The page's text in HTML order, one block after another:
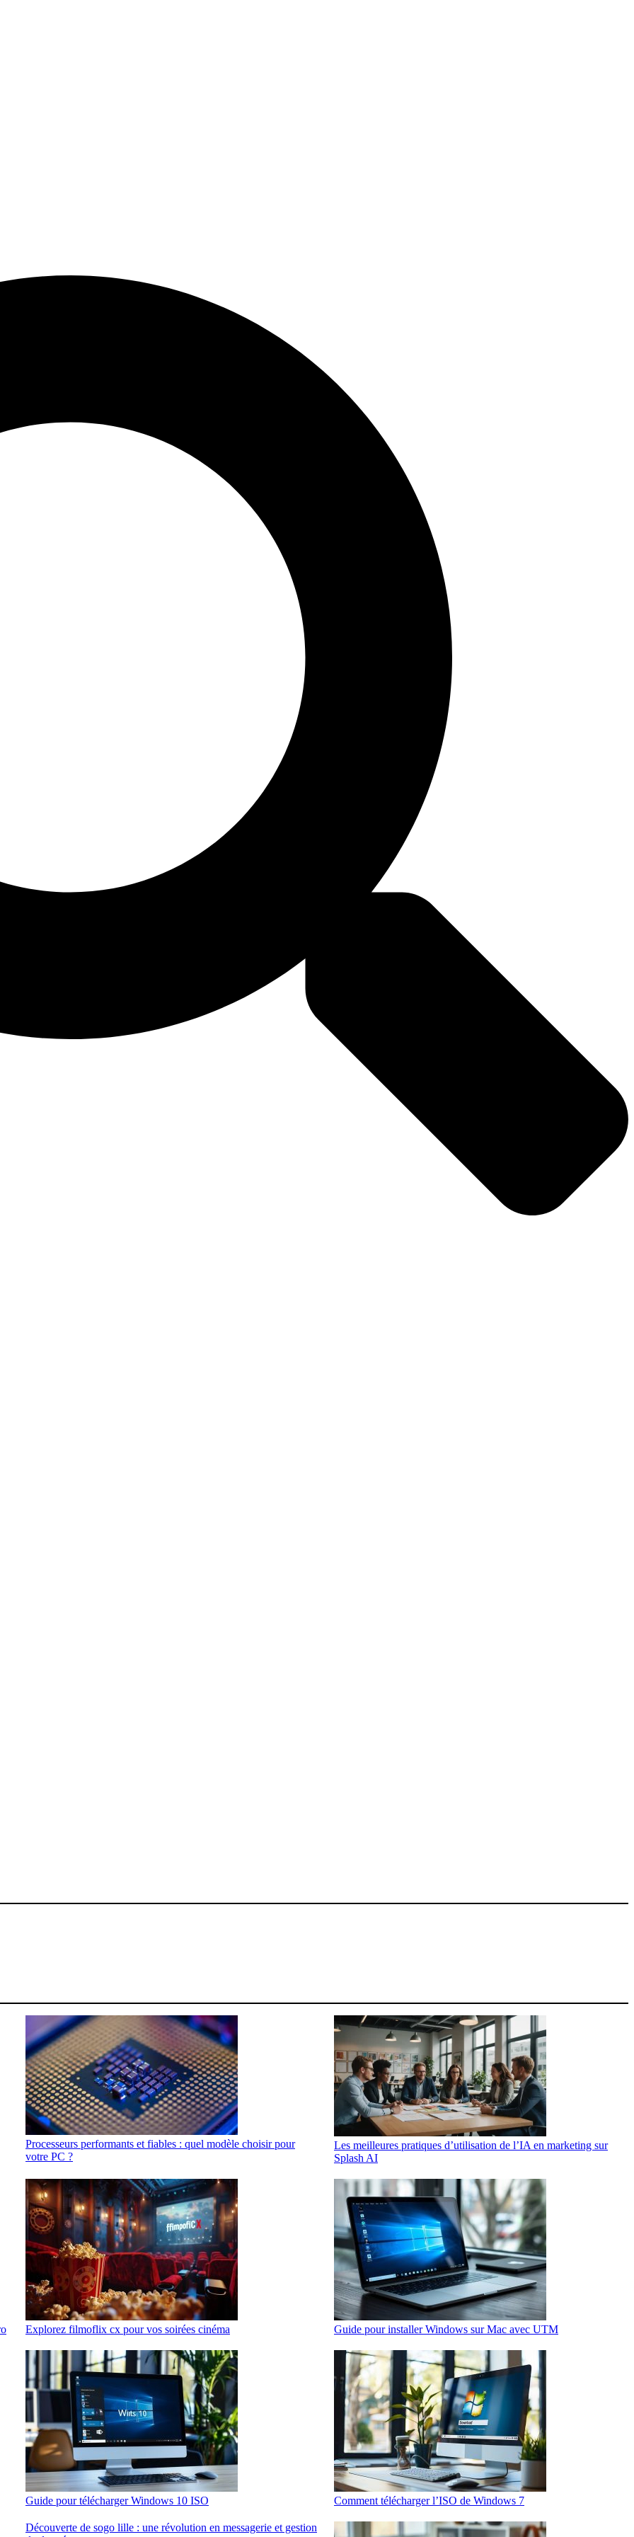
Processeurs performants et fiables : quel modèle choisir pour
votre PC ?
Les meilleures pratiques d’utilisation de l’IA en marketing sur
Splash AI
Explorez filmoflix cx pour vos soirées cinéma Guide pour installer Windows sur Mac avec UTM
Guide pour télécharger Windows 10 ISO Comment télécharger l’ISO de Windows 7
Découverte de sogo lille : une révolution en messagerie et gestion